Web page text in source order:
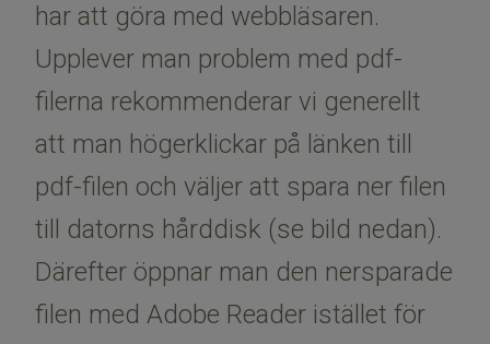
har att göra med webbläsaren.
Upplever man problem med pdf-
filerna rekommenderar vi generellt
att man högerklickar på länken till
pdf-filen och väljer att spara ner filen
till datorns hårddisk (se bild nedan).
Därefter öppnar man den nersparade
filen med Adobe Reader istället för